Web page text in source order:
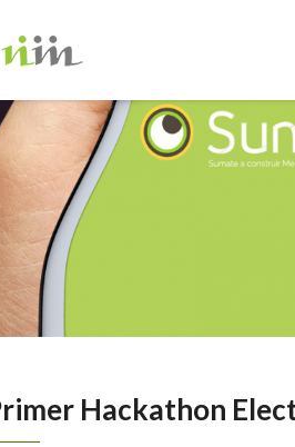
Hackathon